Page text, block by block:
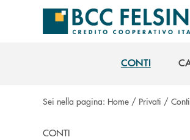
Salta al contenuto principale
CONTI
Sei nella pagina: Home / Privati / Conti
CONTI